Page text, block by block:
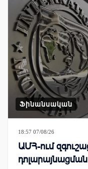
Ֆինանսական
18:57 07/08/26
ԱՄՀ-ում